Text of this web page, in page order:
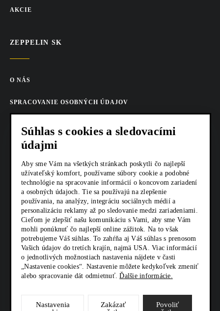
AKCIE
ZEPPELIN SK
O NÁS
SPRACOVANIE OSOBNÝCH ÚDAJOV
AKTUALITY
KARIÉRA
Z SHOP
KONTAKTY
SOCIÁLNE SIETE
Súhlas s cookies a sledovacími
údajmi
Aby sme Vám na všetkých stránkach poskytli čo najlepší
užívateľský komfort, používame súbory cookie a podobné
technológie na spracovanie informácií o koncovom zariadení
a osobných údajoch. Tie sa používajú na zlepšenie
používania, na analýzy, integráciu sociálnych médií a
personalizáciu reklamy až po sledovanie medzi zariadeniami.
Cieľom je zlepšiť našu komunikáciu s Vami, aby sme Vám
mohli ponúknuť čo najlepší online zážitok. Na to však
potrebujeme Váš súhlas. To zahŕňa aj Váš súhlas s prenosom
Vašich údajov do tretích krajín, najmä USA. Viac informácií
o jednotlivých možnostiach nastavenia nájdete v časti
„Nastavenie cookies“. Nastavenie môžete kedykoľvek zmeniť
alebo spracovanie dát odmietnuť.Ďalšie informácie.
Nastavenia
Zakázať
Povoliť